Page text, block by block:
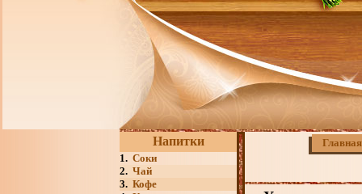
Напитки
1. Соки
2. Чай
3. Кофе
Главная